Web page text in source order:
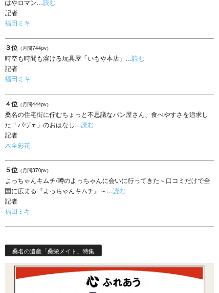
はやロマン…読む
記者
福田ミキ
３位 （月間744pv）
時空も時間も溶ける玩具屋「いもや本店」…読む
記者
福田ミキ
４位 （月間444pv）
桑名の住宅街に佇むちょっと不思議なパン屋さん、食べやすさを追求し
た「パヴェ」のおはなし…読む
記者
木全彩花
５位 （月間370pv）
よっちゃんキムチ/噂のよっちゃんに会いに行ってきた～口コミだけで全
国に広まる『よっちゃんキムチ』～…読む
記者
福田ミキ
桑名の遺産「桑栄メイト」特集